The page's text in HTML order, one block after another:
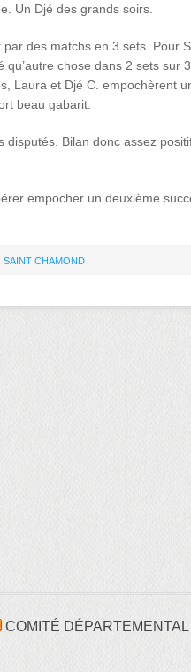
Un Djé des grands soirs.
des matchs en 3 sets. Pour
qu’autre chose dans 2 sets sur
Laura et Djé C. empochèrent
beau gabarit.
disputés. Bilan donc assez
empocher un deuxième
SAINT CHAMOND
COMITÉ DÉPARTEMENTAL